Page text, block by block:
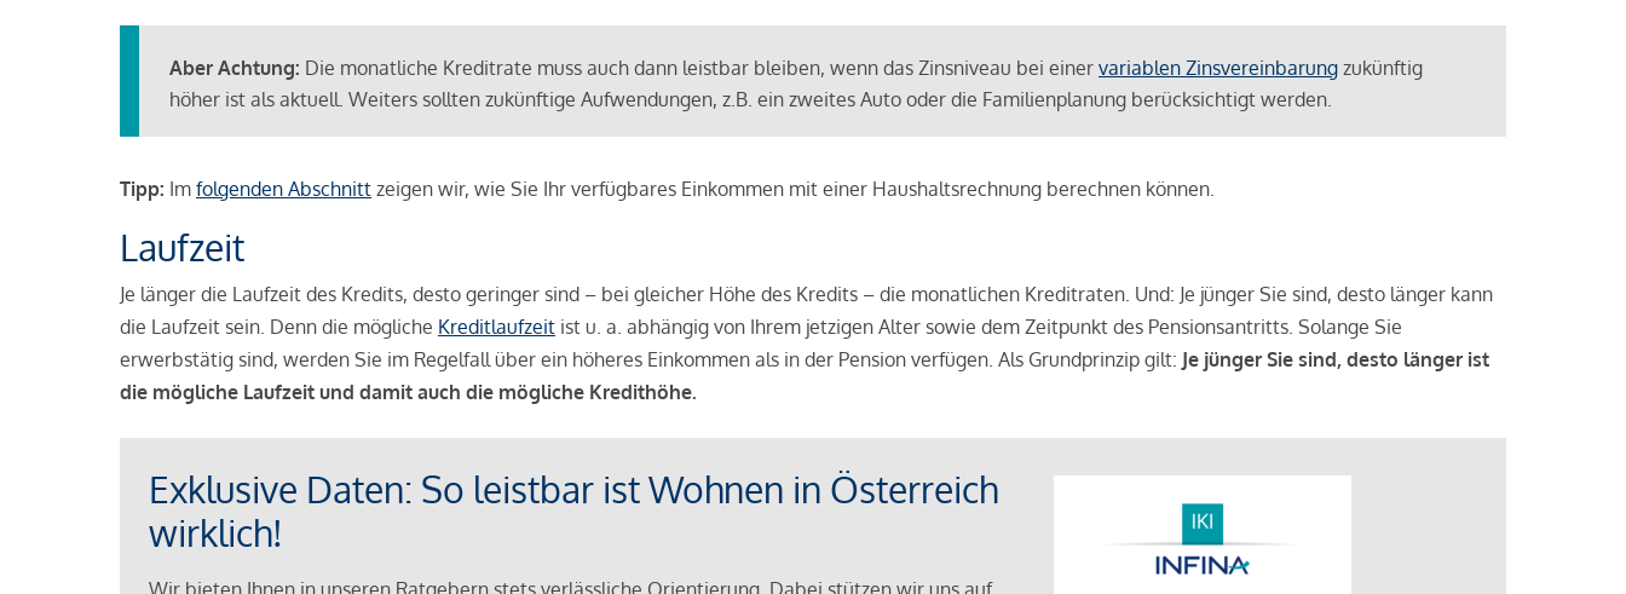
Aber Achtung: Die monatliche Kreditrate muss auch dann leistbar bleiben, wenn das Zinsniveau bei einer variablen Zinsvereinbarung zukünftig
höher ist als aktuell. Weiters sollten zukünftige Aufwendungen, z.B. ein zweites Auto oder die Familienplanung berücksichtigt werden.
Tipp: Im folgenden Abschnitt zeigen wir, wie Sie Ihr verfügbares Einkommen mit einer Haushaltsrechnung berechnen können.
Laufzeit
Je länger die Laufzeit des Kredits, desto geringer sind – bei gleicher Höhe des Kredits – die monatlichen Kreditraten. Und: Je jünger Sie sind, desto länger kann
die Laufzeit sein. Denn die mögliche Kreditlaufzeit ist u. a. abhängig von Ihrem jetzigen Alter sowie dem Zeitpunkt des Pensionsantritts. Solange Sie
erwerbstätig sind, werden Sie im Regelfall über ein höheres Einkommen als in der Pension verfügen. Als Grundprinzip gilt: Je jünger Sie sind, desto länger ist
die mögliche Laufzeit und damit auch die mögliche Kredithöhe.
Exklusive Daten: So leistbar ist Wohnen in Österreich
wirklich!